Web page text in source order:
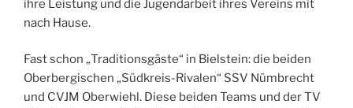
ihre Leistung und die Jugendarbeit ihres Vereins mit
nach Hause.
Fast schon „Traditionsgäste“ in Bielstein: die beiden
Oberbergischen „Südkreis-Rivalen“ SSV Nümbrecht
und CVJM Oberwiehl. Diese beiden Teams und der TV